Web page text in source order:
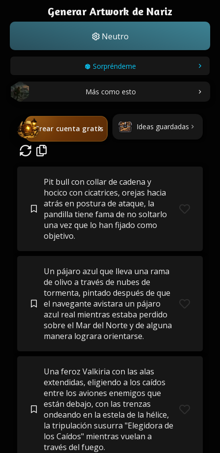
Generar Artwork de Nariz
Neutro
Sorpréndeme
Más como esto
Crear cuenta gratis Ideas guardadas
Pit bull con collar de cadena y
hocico con cicatrices, orejas hacia
atrás en postura de ataque, la
pandilla tiene fama de no soltarlo
una vez que lo han fijado como
objetivo.
Un pájaro azul que lleva una rama
de olivo a través de nubes de
tormenta, pintado después de que
el navegante avistara un pájaro
azul real mientras estaba perdido
sobre el Mar del Norte y de alguna
manera lograra orientarse.
Una feroz Valkiria con las alas
extendidas, eligiendo a los caídos
entre los aviones enemigos que
están debajo, con las trenzas
ondeando en la estela de la hélice,
la tripulación susurra "Elegidora de
los Caídos" mientras vuelan a
través del fuego.